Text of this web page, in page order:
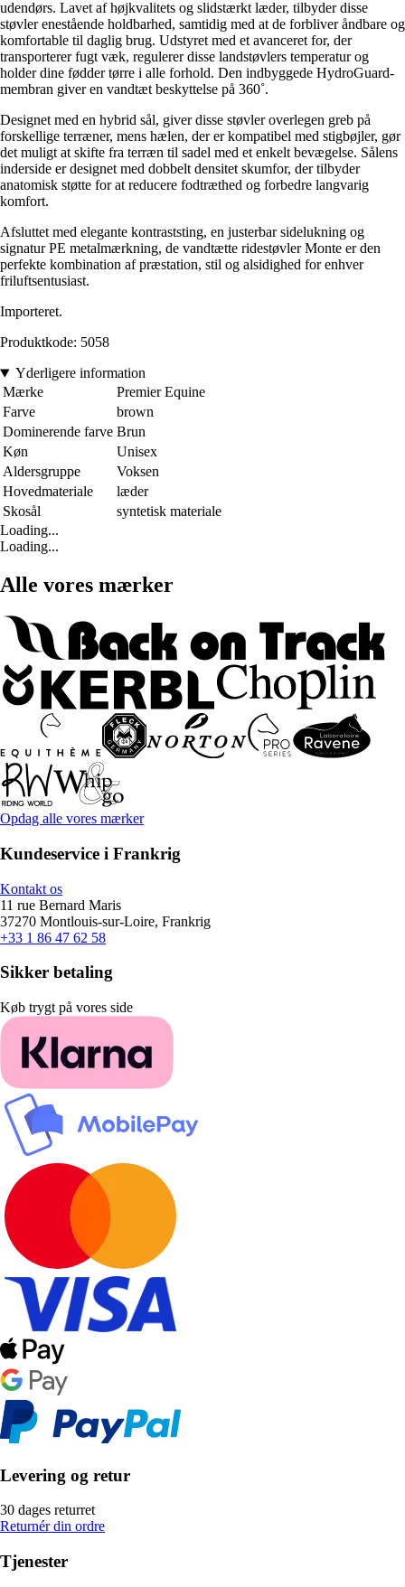
udendørs. Lavet af højkvalitets og slidstærkt læder, tilbyder disse
støvler enestående holdbarhed, samtidig med at de forbliver åndbare og
komfortable til daglig brug. Udstyret med et avanceret for, der
transporterer fugt væk, regulerer disse landstøvlers temperatur og
holder dine fødder tørre i alle forhold. Den indbyggede HydroGuard-
membran giver en vandtæt beskyttelse på 360˚.
Designet med en hybrid sål, giver disse støvler overlegen greb på
forskellige terræner, mens hælen, der er kompatibel med stigbøjler, gør
det muligt at skifte fra terræn til sadel med et enkelt bevægelse. Sålens
inderside er designet med dobbelt densitet skumfor, der tilbyder
anatomisk støtte for at reducere fodtræthed og forbedre langvarig
komfort.
Afsluttet med elegante kontraststing, en justerbar sidelukning og
signatur PE metalmærkning, de vandtætte ridestøvler Monte er den
perfekte kombination af præstation, stil og alsidighed for enhver
friluftsentusiast.
Importeret.
Produktkode: 5058
Yderligere information
Mærke
Premier Equine
Farve
brown
Dominerende farve Brun
Køn
Unisex
Aldersgruppe
Voksen
Hovedmateriale
læder
Skosål
syntetisk materiale
Loading...
Loading...
Alle vores mærker
Opdag alle vores mærker
Kundeservice i Frankrig
Kontakt os
11 rue Bernard Maris
37270 Montlouis-sur-Loire, Frankrig
+33 1 86 47 62 58
Sikker betaling
Køb trygt på vores side
Levering og retur
30 dages returret
Returnér din ordre
Tjenester